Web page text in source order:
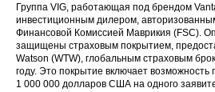
Группа VIG, работающая под брендом
инвестиционным дилером,
Финансовой Комиссией Маврикия (FSC).
защищены страховым покрытием,
Watson (WTW), глобальным страховым
году. Это покрытие включает
1 000 000 долларов США на одного